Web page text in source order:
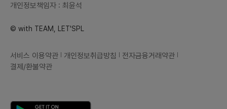
개인정보책임자 : 최윤석
© with TEAM, LET'SPL
서비스 이용약관 개인정보취급방침
전자금융거래약관
결제/환불약관